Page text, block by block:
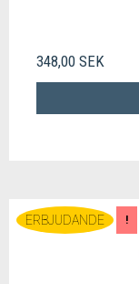
348,00 SEK
ERBJUDANDE !